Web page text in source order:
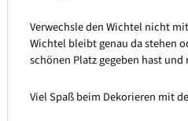
Verwechsle den Wichtel nicht
Wichtel bleibt genau da stehen
schönen Platz gegeben hast
Viel Spaß beim Dekorieren mit